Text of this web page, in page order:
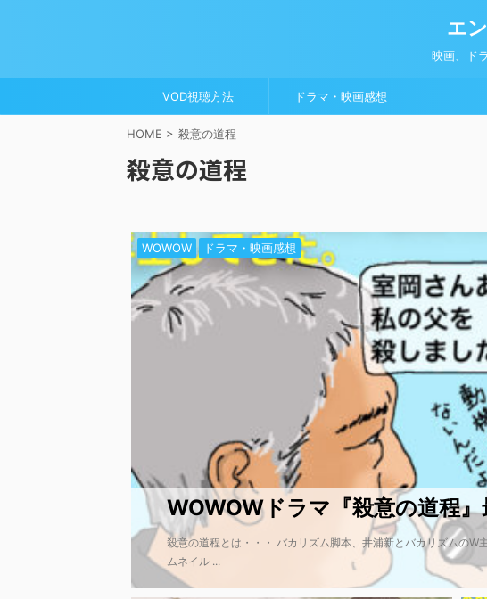
エ
映画、ド
VOD視聴方法 ドラマ・映画感想
HOME > 殺意の道程
殺意の道程
WOWOW ドラマ・映画感想
WOWOWドラマ『殺意の道程
殺意の道程とは・・・ バカリズム脚本、井浦新とバカリズムのW
ムネイル ...